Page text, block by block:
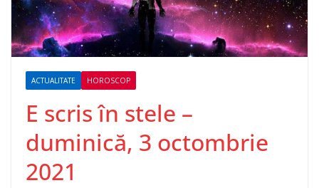
ACTUALITATE HOROSCOP
E scris în stele –
duminică, 3 octombrie
2021